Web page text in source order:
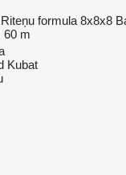
Riteņu formula 8x8x8
60 m
Kubat